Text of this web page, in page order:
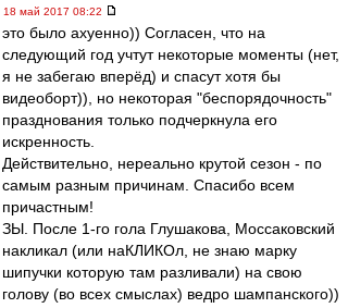
18 май 2017 08:22
это было ахуенно)) Согласен, что на
следующий год учтут некоторые моменты (нет,
я не забегаю вперёд) и спасут хотя бы
видеоборт)), но некоторая "беспорядочность"
празднования только подчеркнула его
искренность.
Действительно, нереально крутой сезон - по
самым разным причинам. Спасибо всем
причастным!
ЗЫ. После 1-го гола Глушакова, Моссаковский
накликал (или наКЛИКОл, не знаю марку
шипучки которую там разливали) на свою
голову (во всех смыслах) ведро шампанского))